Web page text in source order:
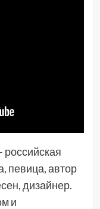
российская
певица, автор
дизайнер.
и